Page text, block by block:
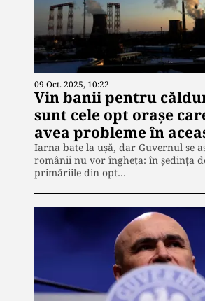
09 Oct. 2025, 10:22
Vin banii pentru
sunt cele opt orașe
avea probleme în
Iarna bate la ușă, dar Guvernul se
românii nu vor îngheța: în ședința
primăriile din opt…